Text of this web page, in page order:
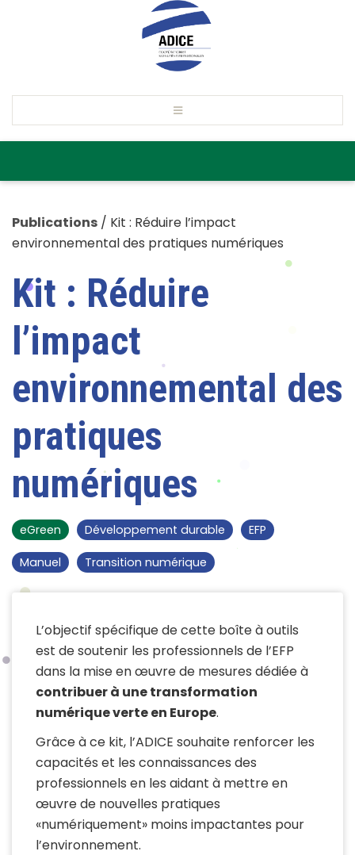
Publications / Kit : Réduire l’impact
environnemental des pratiques numériques
Kit : Réduire
l’impact
environnemental des
pratiques
numériques
eGreen Développement durable EFP
Manuel Transition numérique
L’objectif spécifique de cette boîte à outils
est de soutenir les professionnels de l’EFP
dans la mise en œuvre de mesures dédiée à
contribuer à une transformation
numérique verte en Europe.
Grâce à ce kit, l’ADICE souhaite renforcer les
capacités et les connaissances des
professionnels en les aidant à mettre en
œuvre de nouvelles pratiques
«numériquement» moins impactantes pour
l’environnement.